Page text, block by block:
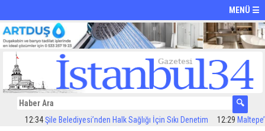
MENÜ ☰
12:34 Şile Belediyesi’nden Halk Sağlığı İçin Sıkı Denetim 12:29 Maltepe’de